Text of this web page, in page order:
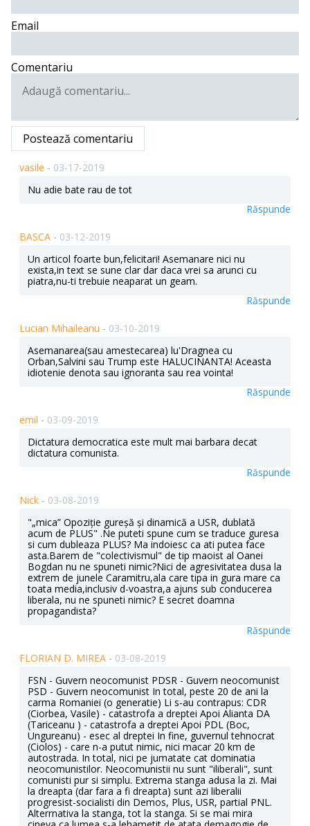
Email
Comentariu
Postează comentariu
vasile - 03-17-2019
Nu adie bate rau de tot
Răspunde
BASCA - 03-12-2019
Un articol foarte bun,felicitari! Asemanare nici nu
exista,in text se sune clar dar daca vrei sa arunci cu
piatra,nu-ti trebuie neaparat un geam.
Răspunde
Lucian Mihaileanu - 03-10-2019
Asemanarea(sau amestecarea) lu'Dragnea cu
Orban,Salvini sau Trump este HALUCINANTA! Aceasta
idiotenie denota sau ignoranta sau rea vointa!
Răspunde
emil - 03-09-2019
Dictatura democratica este mult mai barbara decat
dictatura comunista.
Răspunde
Nick - 03-08-2019
"„mica” Opoziție gureșă și dinamică a USR, dublată
acum de PLUS" .Ne puteti spune cum se traduce guresa
si cum dubleaza PLUS? Ma indoiesc ca ati putea face
asta.Barem de "colectivismul" de tip maoist al Oanei
Bogdan nu ne spuneti nimic?Nici de agresivitatea dusa la
extrem de junele Caramitru,ala care tipa in gura mare ca
toata media,inclusiv d-voastra,a ajuns sub conducerea
liberala, nu ne spuneti nimic? E secret doamna
propagandista?
Răspunde
FLORIAN D. MIREA - 03-08-2019
FSN - Guvern neocomunist PDSR - Guvern neocomunist
PSD - Guvern neocomunist In total, peste 20 de ani la
carma Romaniei (o generatie) Li s-au contrapus: CDR
(Ciorbea, Vasile) - catastrofa a dreptei Apoi Alianta DA
(Tariceanu ) - catastrofa a dreptei Apoi PDL (Boc,
Ungureanu) - esec al dreptei In fine, guvernul tehnocrat
(Ciolos) - care n-a putut nimic, nici macar 20 km de
autostrada. In total, nici pe jumatate cat dominatia
neocomunistilor. Neocomunistii nu sunt "iliberali", sunt
comunisti pur si simplu. Extrema stanga adusa la zi. Mai
la dreapta (dar fara a fi dreapta) sunt azi liberalii
progresist-socialisti din Demos, Plus, USR, partial PNL.
Alterrnativa la stanga, tot la stanga. Si se mai mira